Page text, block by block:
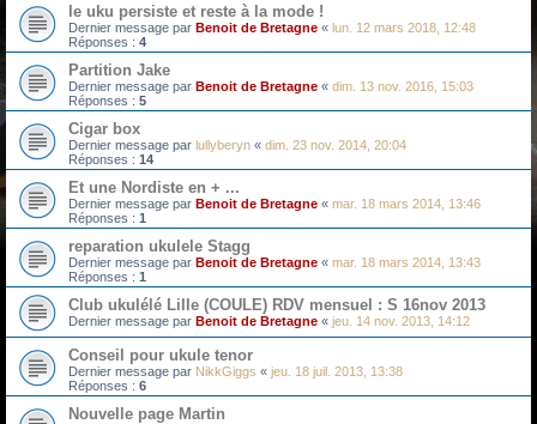
le uku persiste et reste à la mode !
Dernier message par Benoit de Bretagne « lun. 12 mars 2018, 12:48
Réponses : 4
Partition Jake
Dernier message par Benoit de Bretagne « dim. 13 nov. 2016, 15:03
Réponses : 5
Cigar box
Dernier message par lullyberyn « dim. 23 nov. 2014, 20:04
Réponses : 14
Et une Nordiste en + ...
Dernier message par Benoit de Bretagne « mar. 18 mars 2014, 13:46
Réponses : 1
reparation ukulele Stagg
Dernier message par Benoit de Bretagne « mar. 18 mars 2014, 13:43
Réponses : 1
Club ukulélé Lille (COULE) RDV mensuel : S 16nov 2013
Dernier message par Benoit de Bretagne « jeu. 14 nov. 2013, 14:12
Conseil pour ukule tenor
Dernier message par NikkGiggs « jeu. 18 juil. 2013, 13:38
Réponses : 6
Nouvelle page Martin